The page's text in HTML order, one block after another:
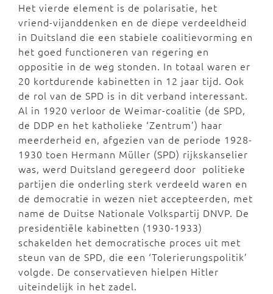
Het vierde element is de polarisatie, het
vriend-vijanddenken en de diepe verdeeldheid
in Duitsland die een stabiele coalitievorming en
het goed functioneren van regering en
oppositie in de weg stonden. In totaal waren er
20 kortdurende kabinetten in 12 jaar tijd. Ook
de rol van de SPD is in dit verband interessant.
Al in 1920 verloor de Weimar-coalitie (de SPD,
de DDP en het katholieke ‘Zentrum’) haar
meerderheid en, afgezien van de periode 1928-
1930 toen Hermann Müller (SPD) rijkskanselier
was, werd Duitsland geregeerd door politieke
partijen die onderling sterk verdeeld waren en
de democratie in wezen niet accepteerden, met
name de Duitse Nationale Volkspartij DNVP. De
presidentiële kabinetten (1930-1933)
schakelden het democratische proces uit met
steun van de SPD, die een ‘Tolerierungspolitik’
volgde. De conservatieven hielpen Hitler
uiteindelijk in het zadel.